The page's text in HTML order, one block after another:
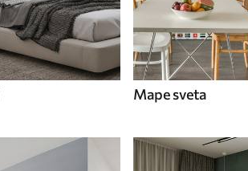
Mape sveta